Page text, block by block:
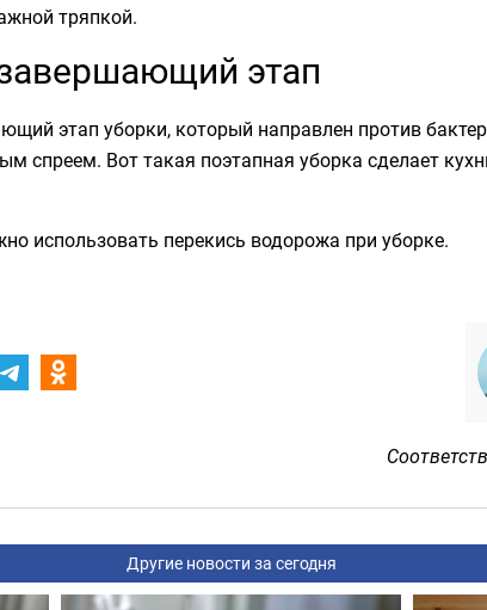
тряпкой.
этап
этап уборки, который направлен против
спреем. Вот такая поэтапная уборка сделает
использовать перекись водорожа при уборке.
Другие новости за сегодня